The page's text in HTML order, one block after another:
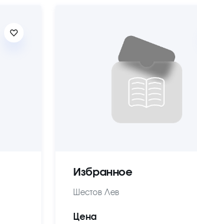
Избранное
Шестов Лев
Цена